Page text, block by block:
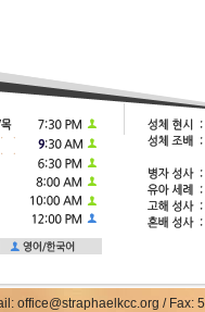
office@straphaelkcc.org /